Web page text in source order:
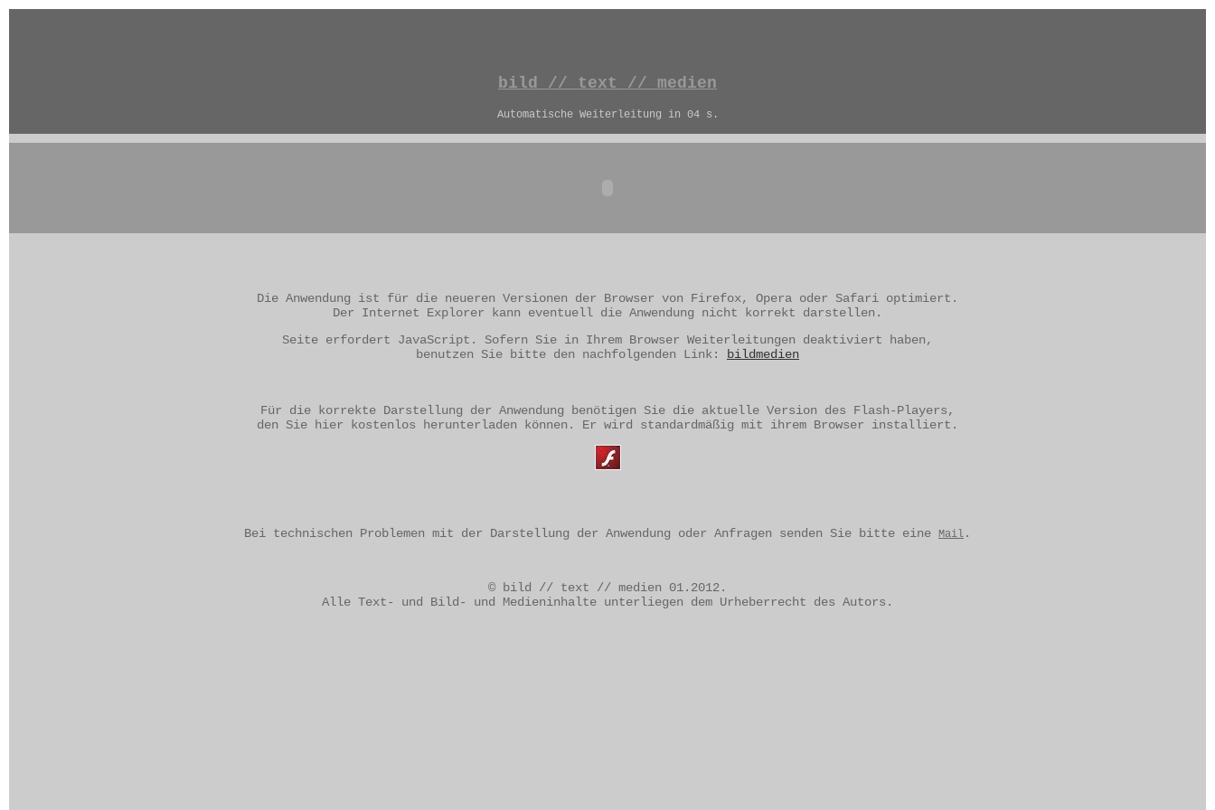
bild // text // medien
Automatische Weiterleitung in 04 s.
Die Anwendung ist für die neueren Versionen der Browser von Firefox, Opera oder Safari optimiert.
Der Internet Explorer kann eventuell die Anwendung nicht korrekt darstellen.
Seite erfordert JavaScript. Sofern Sie in Ihrem Browser Weiterleitungen deaktiviert haben,
benutzen Sie bitte den nachfolgenden Link:
bildmedien
Für die korrekte Darstellung der Anwendung benötigen Sie die aktuelle Version des Flash-Players,
den Sie hier kostenlos herunterladen können. Er wird standardmäßig mit ihrem Browser installiert.
Bei technischen Problemen mit der Darstellung der Anwendung oder Anfragen senden Sie bitte eine Mail .
© bild // text // medien 01.2012.
Alle Text- und Bild- und Medieninhalte unterliegen dem Urheberrecht des Autors.